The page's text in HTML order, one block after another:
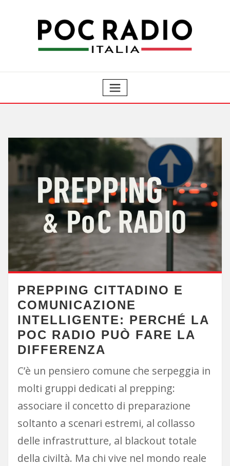
PREPPING CITTADINO E
COMUNICAZIONE
INTELLIGENTE: PERCHÉ LA
POC RADIO PUÒ FARE LA
DIFFERENZA
C’è un pensiero comune che serpeggia in
molti gruppi dedicati al prepping:
associare il concetto di preparazione
soltanto a scenari estremi, al collasso
delle infrastrutture, al blackout totale
della civiltà. Ma chi vive nel mondo reale